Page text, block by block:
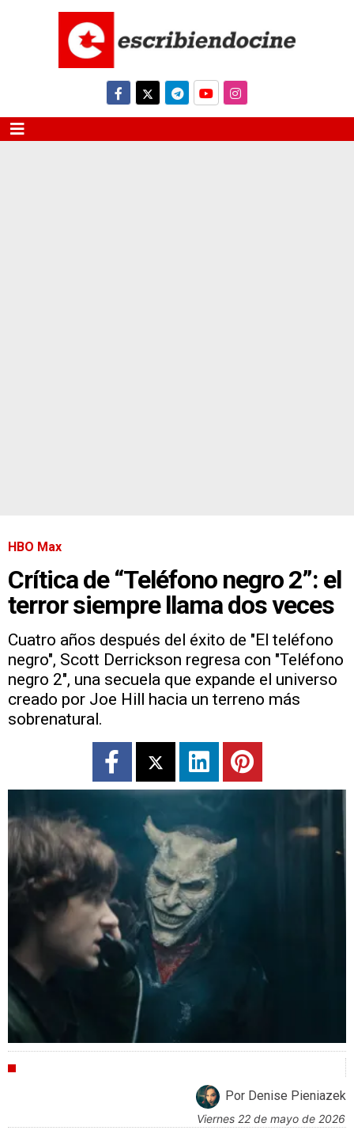
HBO Max
Crítica de “Teléfono negro 2”: el
terror siempre llama dos veces
Cuatro años después del éxito de "El teléfono
negro", Scott Derrickson regresa con "Teléfono
negro 2", una secuela que expande el universo
creado por Joe Hill hacia un terreno más
sobrenatural.
Por Denise Pieniazek
viernes 22 de mayo de 2026